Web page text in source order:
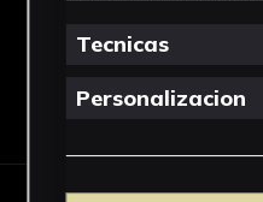
Tecnicas
Personalizacion